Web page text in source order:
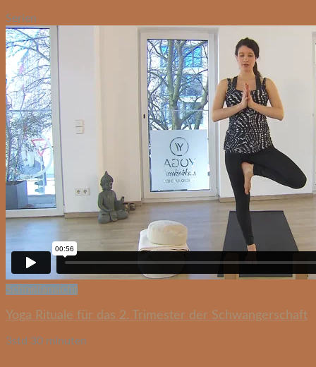
Serien
Schnellansicht
Yoga Rituale für das 2. Trimester der Schwangerschaft
3std 30 minuten